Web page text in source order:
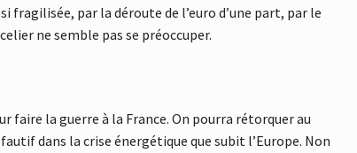
fragilisée, par la déroute de l’euro d’une part, par le
ne semble pas se préoccuper.
faire la guerre à la France. On pourra rétorquer au
dans la crise énergétique que subit l’Europe. Non